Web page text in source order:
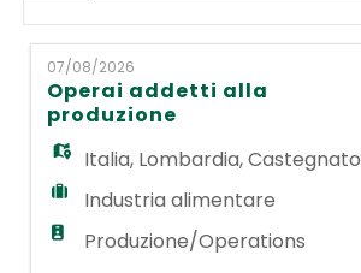
Offerte
di
lavoro
Carica
il
Login
07/08/2026
Operai addetti alla
produzione
Italia, Lombardia,Castegnato
Industria alimentare
Produzione/Operations